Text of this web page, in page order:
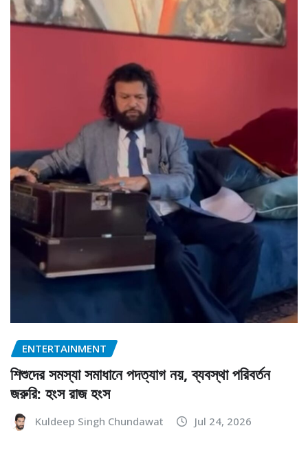
ENTERTAINMENT
শিশুদের সমস্যা সমাধানে পদত্যাগ নয়, ব্যবস্থা পরিবর্তন
জরুরি: হংস রাজ হংস
Kuldeep Singh Chundawat Jul 24, 2026